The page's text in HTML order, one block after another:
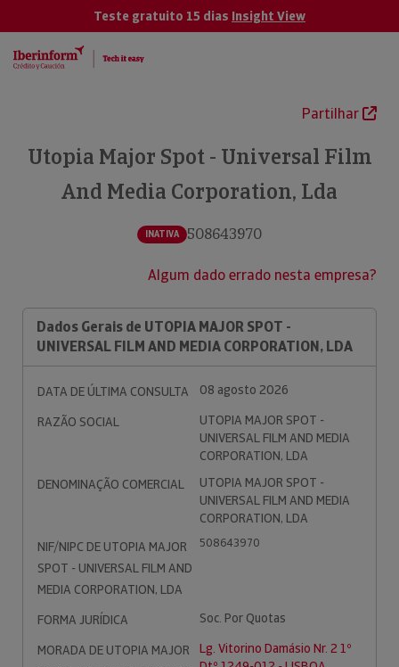
Teste gratuito 15 dias Insight View
Partilhar
Utopia Major Spot - Universal Film
And Media Corporation, Lda
INATIVA 508643970
Algum dado errado nesta empresa?
Dados Gerais de UTOPIA MAJOR SPOT -
UNIVERSAL FILM AND MEDIA CORPORATION, LDA
DATA DE ÚLTIMA CONSULTA
08 agosto 2026
RAZÃO SOCIAL
UTOPIA MAJOR SPOT -
UNIVERSAL FILM AND MEDIA
CORPORATION, LDA
DENOMINAÇÃO COMERCIAL
UTOPIA MAJOR SPOT -
UNIVERSAL FILM AND MEDIA
CORPORATION, LDA
NIF/NIPC DE UTOPIA MAJOR
SPOT - UNIVERSAL FILM AND
MEDIA CORPORATION, LDA
508643970
FORMA JURÍDICA
Soc. Por Quotas
MORADA DE UTOPIA MAJOR
Lg. Vitorino Damásio Nr. 2 1º